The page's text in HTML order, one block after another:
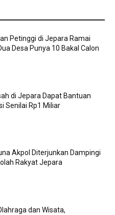
Petinggi di Jepara Ramai
Desa Punya 10 Bakal Calon
di Jepara Dapat Bantuan
Senilai Rp1 Miliar
Akpol Diterjunkan Dampingi
Rakyat Jepara
dan Wisata,